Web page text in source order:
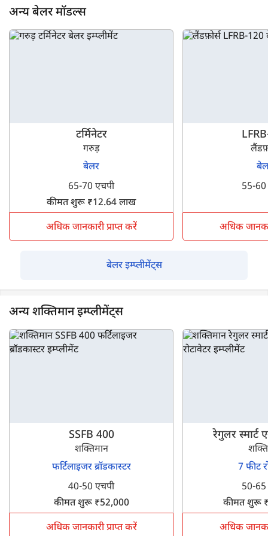
अन्य बेलर मॉडल्स
टर्मिनेटर
गरुड़
बेलर
65-70 एचपी
कीमत शुरू ₹12.64 लाख
अधिक जानकारी प्राप्त करें
55-60
अधिक
बेलर इम्प्लीमेंट्स
अन्य शक्तिमान इम्प्लीमेंट्स
SSFB 400
शक्तिमान
फर्टिलाइजर ब्रॉडकास्टर
40-50 एचपी
कीमत शुरू ₹52,000
अधिक जानकारी प्राप्त करें
रेगुलर
7 फीट
50-65
कीमत शुरू
अधिक